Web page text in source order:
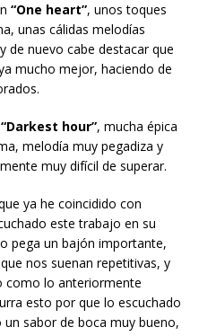
“One heart”, unos toques
unas cálidas melodías
de nuevo cabe destacar que
mucho mejor, haciendo de
“Darkest hour”, mucha épica
melodía muy pegadiza y
muy difícil de superar.
ya he coincidido con
este trabajo en su
pega un bajón importante,
nos suenan repetitivas, y
como lo anteriormente
esto por que lo escuchado
sabor de boca muy bueno,